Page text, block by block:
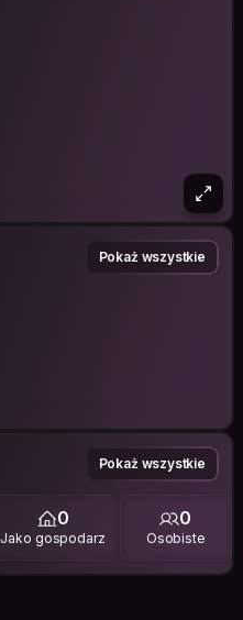
Pokaż wszystkie
Pokaż wszystkie
0
Jako gospodarz
0
Osobiste